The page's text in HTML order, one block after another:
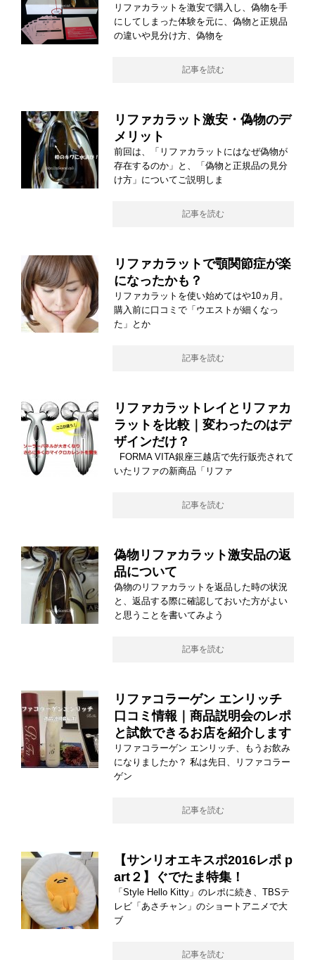
リファカラットを激安で購入し、偽物を手
にしてしまった体験を元に、偽物と正規品
の違いや見分け方、偽物を
記事を読む
リファカラット激安・偽物のデ
メリット
前回は、「リファカラットにはなぜ偽物が
存在するのか」と、「偽物と正規品の見分
け方」についてご説明しま
記事を読む
リファカラットで顎関節症が楽
になったかも？
リファカラットを使い始めてはや10ヵ月。
購入前に口コミで「ウエストが細くなっ
た」とか
記事を読む
リファカラットレイとリファカ
ラットを比較｜変わったのはデ
ザインだけ？
FORMA VITA銀座三越店で先行販売されて
いたリファの新商品「リファ
記事を読む
偽物リファカラット激安品の返
品について
偽物のリファカラットを返品した時の状況
と、返品する際に確認しておいた方がよい
と思うことを書いてみよう
記事を読む
リファコラーゲン エンリッチ
口コミ情報｜商品説明会のレポ
と試飲できるお店を紹介します
リファコラーゲン エンリッチ、もうお飲み
になりましたか？ 私は先日、リファコラー
ゲン
記事を読む
【サンリオエキスポ2016レポ p
art２】ぐでたま特集！
「Style Hello Kitty」のレポに続き、TBSテ
レビ「あさチャン」のショートアニメで大
ブ
記事を読む